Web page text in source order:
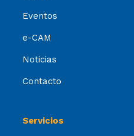
Eventos
e-CAM
Noticias
Contacto
Servicios